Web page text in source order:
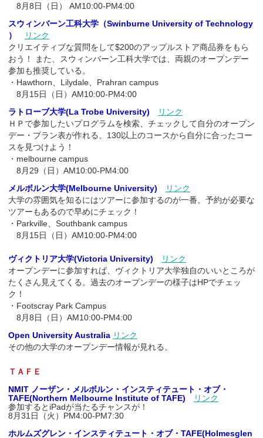
8月8日（日） AM10:00-PM4:00
スウィンバーン工科大学（Swinburne University of Technology
）
リンク
クリエイティブな質問をして$200のアップルストア商品券をもら
おう！ また、スウィンバーン工科大学では、両親のオープンデー
参加も推奨している。
・Hawthorn、Lilydale、Prahran campus
8月15日（日）AM10:00-PM4:00
ラトローブ大学(La Trobe University)
リンク
ＨＰで参加したいプログラムを検索、チェックして自分のオープン
デー・プラン表が作れる。130以上のコースから自分に合ったコー
スを見つけよう！
・melbourne campus
8月29（日）AM10:00-PM4:00
メルボルン大学(Melbourne University)
リンク
大学の雰囲気を知るにはツアーに参加するのが一番。予約が必要な
ツアーもあるので早めにチェック！
・Parkville、Southbank campus
8月15日（日）AM10:00-PM4:00
ヴィクトリア大学(Victoria University)
リンク
オープンデーに参加すれば、ヴィクトリア大学独自のいいところが
たくさん見えてくる。過去のオープンデーの様子はHPでチェッ
ク！
・Footscray Park Campus
8月8日（日）AM10:00-PM4:00
Open University Australia リンク
その他の大学のオープンデー情報が見れる。
ＴＡＦＥ
NMIT ノーザン・メルボルン・インスティテュート・オブ・
TAFE(Northern Melbourne Institute of TAFE)
リンク
参加するとiPadが当たるチャンスが！
8月31日（火）PM4:00-PM7:30
ホルムズグレン・インスティテュート・オブ・TAFE(Holmesglen